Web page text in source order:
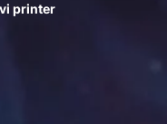
printer